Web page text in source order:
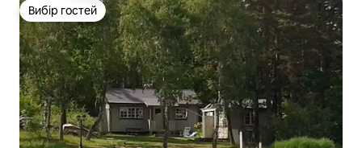
Вибір гостей
Вибір гостей